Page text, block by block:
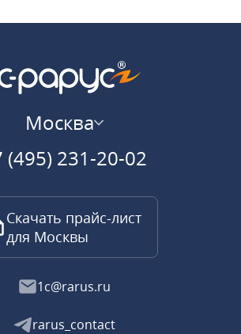
Москва
(495) 231-20-02
Скачать прайс-лист
для Москвы
1c@rarus.ru
rarus_contact